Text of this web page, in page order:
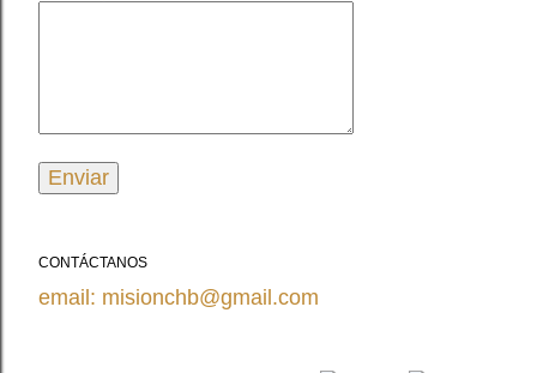
CONTÁCTANOS
email: misionchb@gmail.com